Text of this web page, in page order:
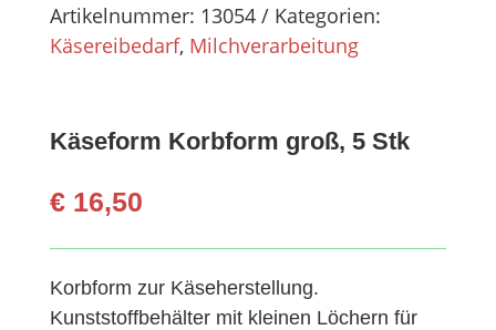
Artikelnummer: 13054
Kategorien:
Käsereibedarf, Milchverarbeitung
Käseform Korbform groß, 5 Stk
€16,50
Korbform zur Käseherstellung.
Kunststoffbehälter mit kleinen Löchern für